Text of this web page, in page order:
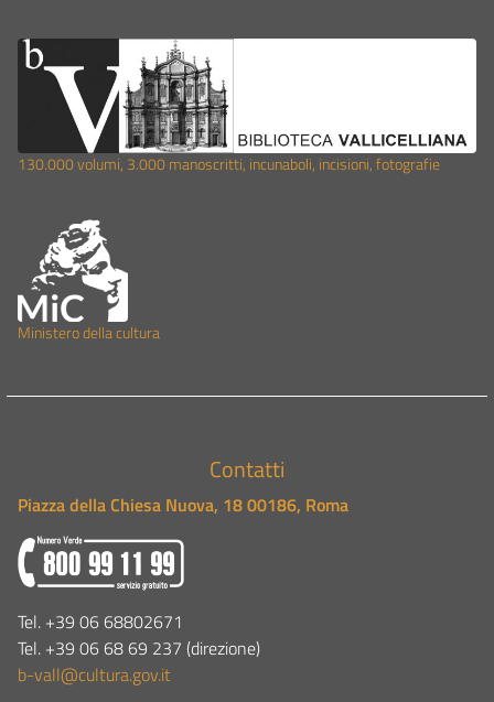
130.000 volumi, 3.000 manoscritti, incunaboli, incisioni, fotografie
Ministero della cultura
Contatti
Piazza della Chiesa Nuova, 18 00186, Roma
Tel. +39 06 68802671
Tel. +39 06 68 69 237 (direzione)
b-vall@cultura.gov.it